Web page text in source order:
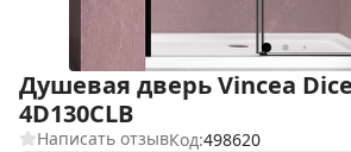
Душевая дверь Vincea Dice
4D130CLB
Написать отзывКод:498620